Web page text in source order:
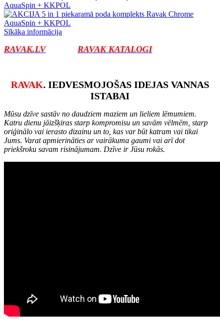
Sīkāka informācija
RAVAK.LV RAVAK KATALOGI
RAVAK. IEDVESMOJOŠAS IDEJAS VANNAS
ISTABAI
Mūsu dzīve sastāv no daudziem maziem un lieliem lēmumiem.
Katru dienu jāizšķiras starp kompromisu un savām vēlmēm, starp
oriģinālo vai ierasto dizainu un to, kas var būt katram vai tikai
Jums. Varat apmierināties ar vairākuma gaumi vai arī dot
priekšroku savam risinājumam. Dzīve ir Jūsu rokās.